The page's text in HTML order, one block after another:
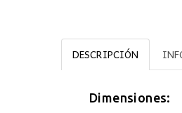
DESCRIPCIÓN
Dimensiones: